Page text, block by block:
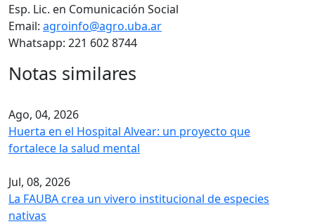
Esp. Lic. en Comunicación Social
Email: agroinfo@agro.uba.ar
Whatsapp: 221 602 8744
Notas similares
Ago, 04, 2026
Huerta en el Hospital Alvear: un proyecto que
fortalece la salud mental
Jul, 08, 2026
La FAUBA crea un vivero institucional de especies
nativas